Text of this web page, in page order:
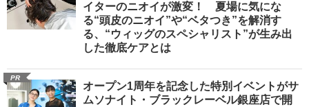
イターのニオイが激変！ 夏場に気にな
る“頭皮のニオイ”や“ベタつき”を解消す
る、“ウィッグのスペシャリスト”が生み出
した徹底ケアとは
PR
オープン1周年を記念した特別イベントがサ
ムソナイト・ブラックレーベル銀座店で開